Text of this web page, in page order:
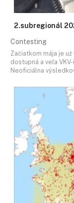
2.subregionál
Contesting
Začiatkom mája je
dostupná a veľa
Neoficiálna